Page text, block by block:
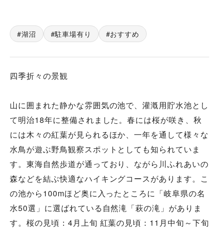
湖沼 駐車場有り おすすめ
四季折々の景観
山に囲まれた静かな雰囲気の池で、灌漑用貯水池とし
て明治18年に整備されました。春には桜が咲き、秋
には木々の紅葉が見られるほか、一年を通して様々な
水鳥が遊ぶ野鳥観察スポットとしても知られていま
す。東海自然歩道が通っており、ながら川ふれあいの
森などを結ぶ快適なハイキングコースがあります。こ
の池から100mほど奥に入ったところに「岐阜県の名
水50選」に選ばれている自然滝「萩の滝」がありま
す。桜の見頃：4月上旬 紅葉の見頃：11月中旬～下旬